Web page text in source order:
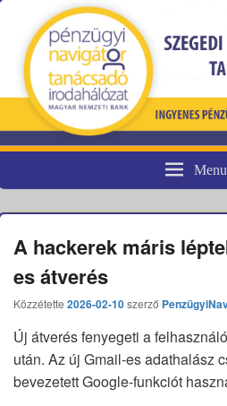
Pénzügyi
Menu
A hackerek máris
es átverés
Közzétette 2026-02-10szerző
Új átverés fenyegeti a
után. Az új Gmail-es adathalász
bevezetett Google-funkciót